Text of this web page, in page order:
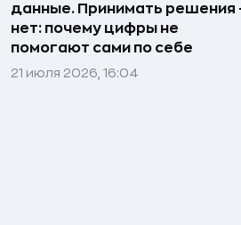
данные. Принимать решения
нет: почему цифры не
помогают сами по себе
21 июля 2026, 16:04